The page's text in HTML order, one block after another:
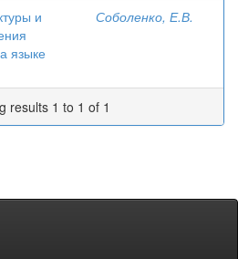
и
языке
Соболенко, Е.В.
results 1 to 1 of 1